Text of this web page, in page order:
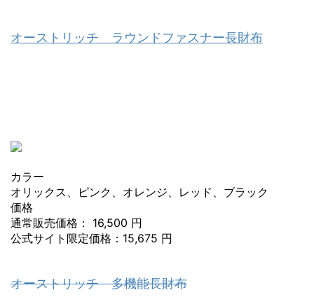
オーストリッチ ラウンドファスナー長財布
カラー
オリックス、ピンク、オレンジ、レッド、ブラック
価格
通常販売価格： 16,500 円
公式サイト限定価格：15,675 円
オーストリッチ 多機能長財布